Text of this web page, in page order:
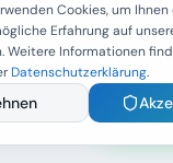
Cookies, um Ihnen
Erfahrung auf
Weitere Informationen
Datenschutzerklärung.